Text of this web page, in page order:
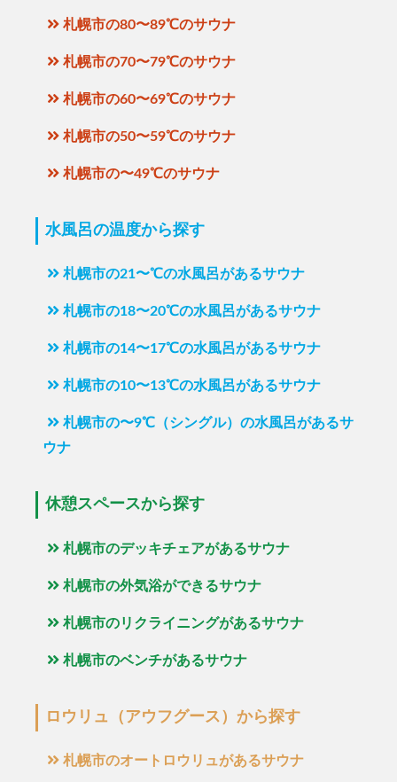
札幌市の80〜89℃のサウナ
札幌市の70〜79℃のサウナ
札幌市の60〜69℃のサウナ
札幌市の50〜59℃のサウナ
札幌市の〜49℃のサウナ
水風呂の温度から探す
札幌市の21〜℃の水風呂があるサウナ
札幌市の18〜20℃の水風呂があるサウナ
札幌市の14〜17℃の水風呂があるサウナ
札幌市の10〜13℃の水風呂があるサウナ
札幌市の〜9℃（シングル）の水風呂があるサ
ウナ
休憩スペースから探す
札幌市のデッキチェアがあるサウナ
札幌市の外気浴ができるサウナ
札幌市のリクライニングがあるサウナ
札幌市のベンチがあるサウナ
ロウリュ（アウフグース）から探す
札幌市のオートロウリュがあるサウナ